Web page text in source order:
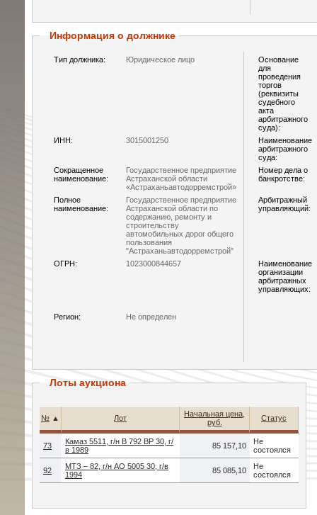
Информация о должнике
Тип должника: Юридическое лицо
Основание
для
проведения
торгов
(реквизиты
судебного
акта
арбитражного
суда):
ИНН:
3015001250
Наименование
арбитражного
суда:
Сокращенное
наименование:
Государственное предприятие
Астраханской области
«Астраханьавтодорремстрой»
Номер дела о
банкротстве:
Полное
наименование:
Государственное предприятие
Астраханской области по
содержанию, ремонту и
строительству
автомобильных дорог общего
пользования
"Астраханьавтодорремстрой"
Арбитражный
управляющий:
ОГРН: 1023000844657
Наименование
организации
арбитражных
управляющих:
Регион: Не определен
Лоты аукциона
№ ▲ Лот
Начальная цена,
руб.
Статус
73
Камаз 5511, г/н В 792 ВР 30, г/
в 1989
85 157,10
Не
состоялся
92
МТЗ – 82, г/н АО 5005 30, г/в
1994
85 085,10
Не
состоялся